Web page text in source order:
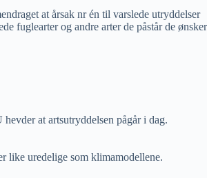
at årsak nr én til varslede utryddelser
fuglearter og andre arter de påstår de ønsker
at artsutryddelsen pågår i dag.
like uredelige som klimamodellene.